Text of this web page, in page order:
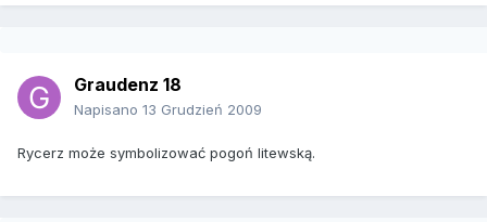
Graudenz 18
Napisano 13 Grudzień 2009
Rycerz może symbolizować pogoń litewską.